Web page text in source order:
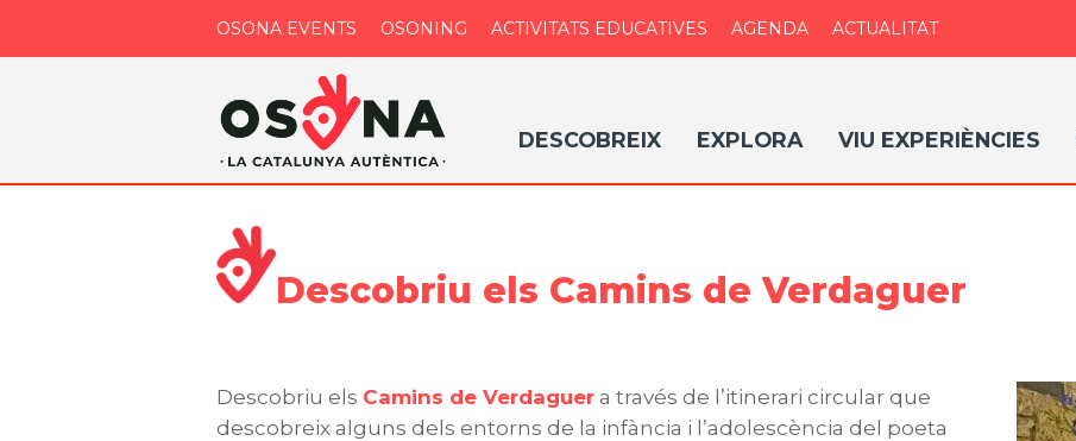
OSONA EVENTS OSONING ACTIVITATS EDUCATIVES AGENDA ACTUALITAT
DESCOBREIX EXPLORA VIU EXPERIÈNCIES
Descobriu els Camins de Verdaguer
Descobriu els Camins de Verdaguer a través de l’itinerari circular que
descobreix alguns dels entorns de la infància i l’adolescència del poeta